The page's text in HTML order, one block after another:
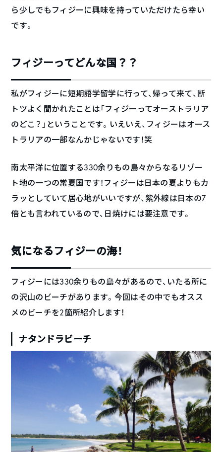
ら少しでもフィジーに興味を持っていただけたら幸い
です。
フィジーってどんな国？？
私がフィジーに短期語学留学に行って、帰って来て、断
トツよく聞かれたことは「フィジーってオーストラリア
のどこ？」ということです。いえいえ、フィジーはオース
トラリアの一部なんかじゃないです！笑
南太平洋に位置する330余りもの島々からなるリゾー
ト地の一つの常夏国です！フィジーは日本の夏よりもカ
ラッとしていて居心地がいいですが、紫外線は日本の7
倍とも言われているので、日焼けには要注意です。
気になるフィジーの海！
フィジーには330余りもの島々があるので、いたる所に
の沢山のビーチがあります。今回はその中でもオスス
メのビーチを2箇所紹介します！
ナタンドラビーチ